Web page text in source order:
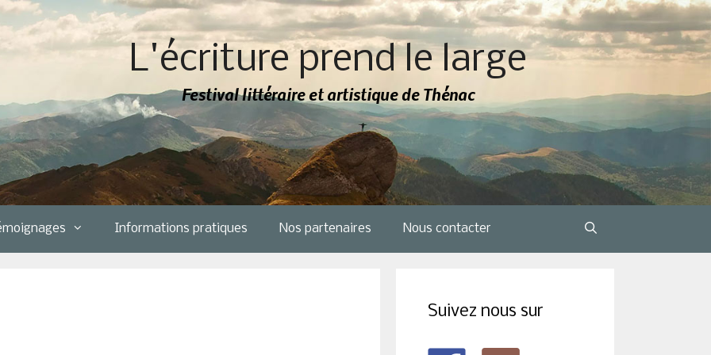
L'écriture prend le large
Festival littéraire et artistique de Thénac
Informations pratiques Nos partenaires Nous contacter
Suivez nous sur